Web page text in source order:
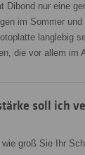
Dibond nur eine
im Sommer
langlebig
die vor allem im
soll ich
groß Sie Ihr